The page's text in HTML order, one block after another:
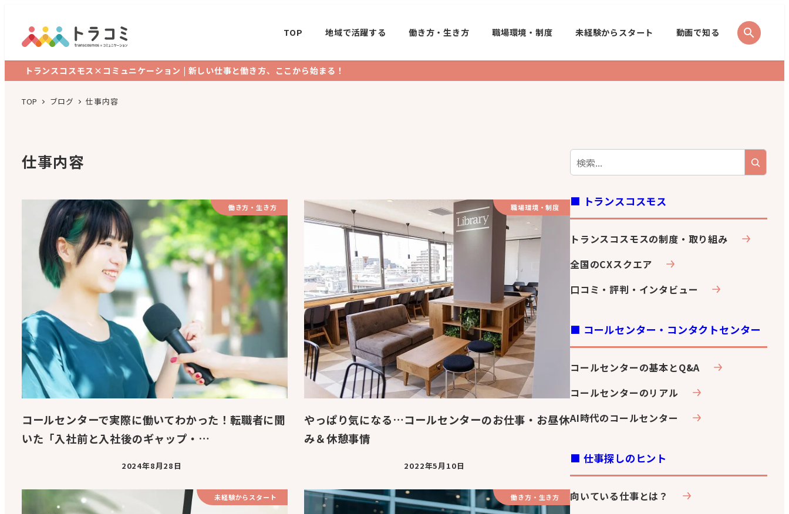
TOP 地域で活躍する 働き方・生き方 職場環境・制度 未経験からスタート 動画で知る search
トランスコスモス×コミュニケーション | 新しい仕事と働き方、ここから始まる！
TOP ブログ 仕事内容
仕事内容
働き方・生き方
コールセンターで実際に働いてわかった！転職者に聞
いた「入社前と入社後のギャップ・…
2024年8月28日
職場環境・制度
やっぱり気になる…コールセンターのお仕事・お昼休
み＆休憩事情
2022年5月10日
未経験からスタート 働き方・生き方
■ トランスコスモス
トランスコスモスの制度・取り組み
全国のCXスクエア
口コミ・評判・インタビュー
■ コールセンター・コンタクトセンター
コールセンターの基本とQ&A
コールセンターのリアル
AI時代のコールセンター
■ 仕事探しのヒント
向いている仕事とは？